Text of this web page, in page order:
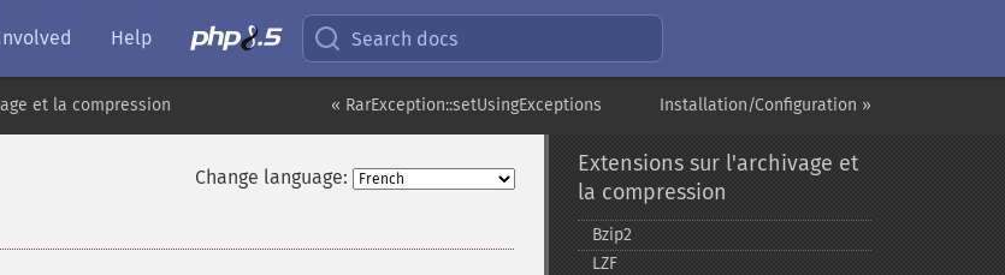
Help Search docs
Installation/Configuration »
« RarException::setUsingExceptions
et la compression
Change language:
Extensions sur l'archivage et
la compression
Bzip2
LZF